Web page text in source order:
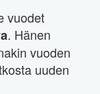
vuodet
. Hänen
vuoden
uuden